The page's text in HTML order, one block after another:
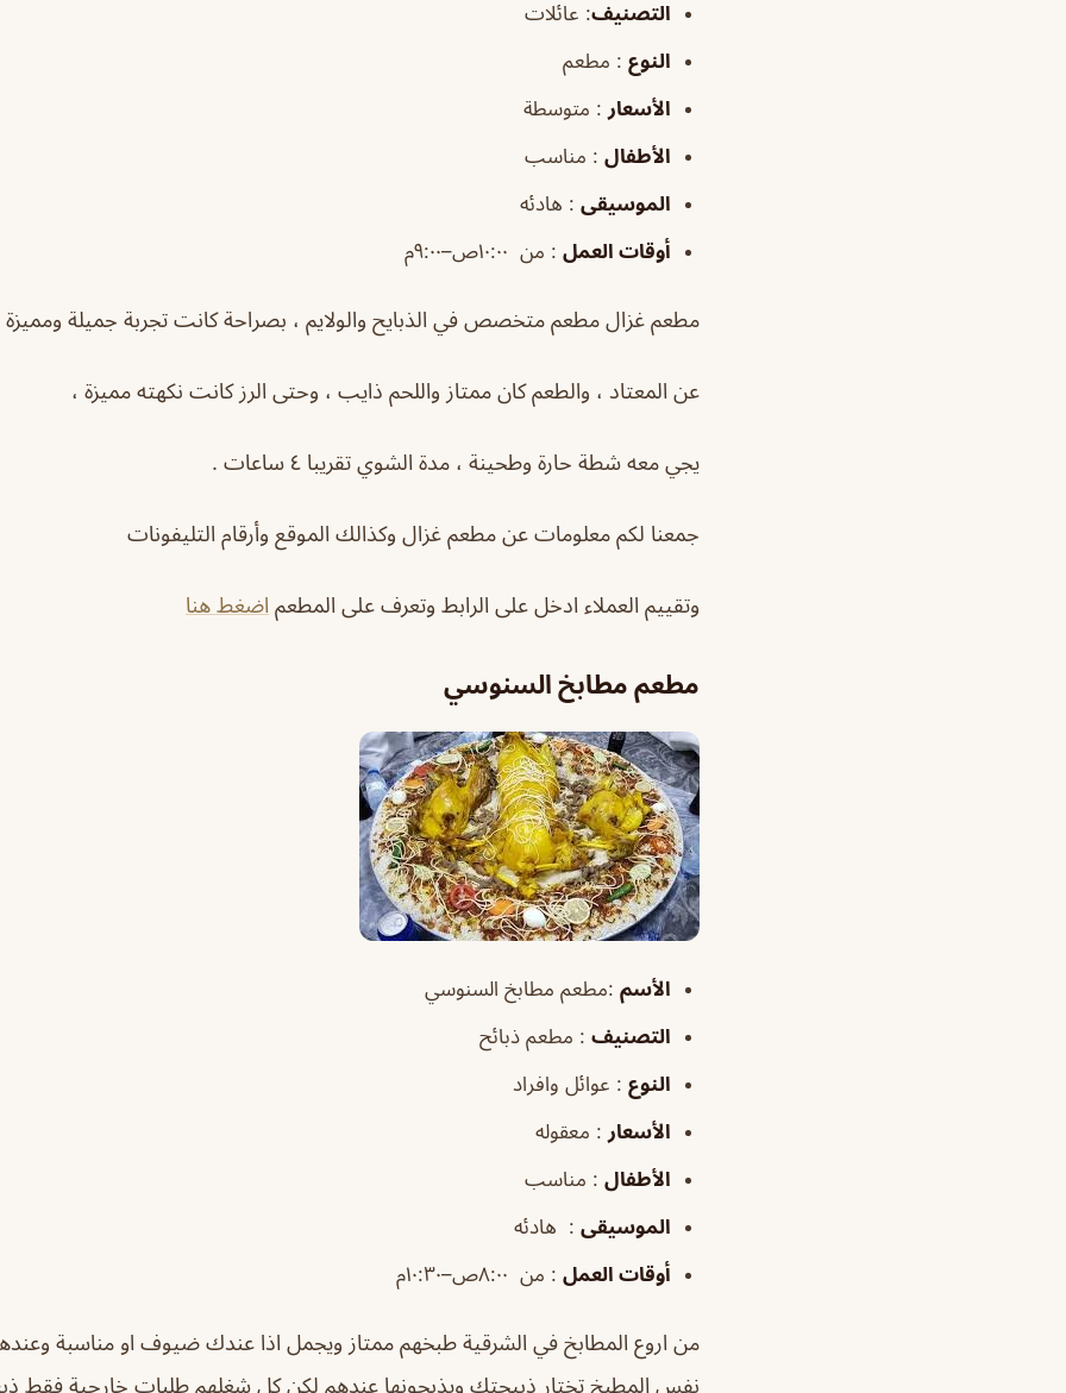
التصنيف: عائلات
النوع : مطعم
الأسعار : متوسطة
الأطفال : مناسب
الموسيقى : هادئه
أوقات العمل : من ١٠:٠٠ص–٩:٠٠م
مطعم غزال مطعم متخصص في الذبايح والولايم ، بصراحة كانت تجربة جميلة ومميزة
عن المعتاد ، والطعم كان ممتاز واللحم ذايب ، وحتى الرز كانت نكهته مميزة ،
يجي معه شطة حارة وطحينة ، مدة الشوي تقريبا ٤ ساعات .
جمعنا لكم معلومات عن مطعم غزال وكذالك الموقع وأرقام التليفونات
وتقييم العملاء ادخل على الرابط وتعرف على المطعم اضغط هنا
مطعم مطابخ السنوسي
الأسم :مطعم مطابخ السنوسي
التصنيف : مطعم ذبائح
النوع : عوائل وافراد
الأسعار : معقوله
الأطفال : مناسب
الموسيقى : هادئه
أوقات العمل : من ٨:٠٠ص–١٠:٣٠م
من اروع المطابخ في الشرقية طبخهم ممتاز ويجمل اذا عندك ضيوف او مناسبة
نفس المطبخ تختار ذبيحتك ويذبحونها عندهم لكن كل شغلهم طلبات خارجية فقط